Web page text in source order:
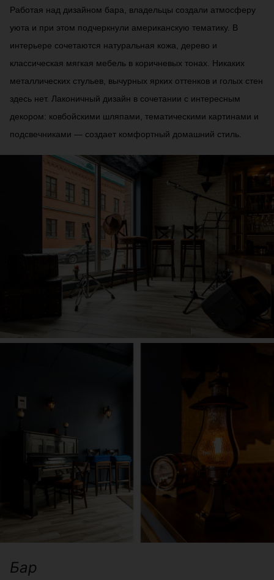
Работая над дизайном бара, владельцы создали атмосферу
уюта и при этом подчеркнули американскую тематику. В
интерьере сочетаются натуральная кожа, дерево и
классическая мягкая мебель в коричневых тонах. Никаких
металлических стульев, вычурных ярких оттенков и голых стен
здесь нет. Лаконичный дизайн в сочетании с интересным
декором: ковбойскими шляпами, тематическими картинами и
подсвечниками — создает комфортный домашний стиль.
Бар